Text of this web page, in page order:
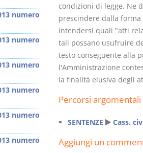
condizioni di legge. Ne
prescindere dalla
intendersi quali "atti
tali possano usufruire
testo conseguente alla
l'Amministrazione
la finalità elusiva degli
Percorsi argomentali
SENTENZE Cass.
Aggiungi un
numero
numero
numero
numero
numero
numero
4,19 (iva incl.)